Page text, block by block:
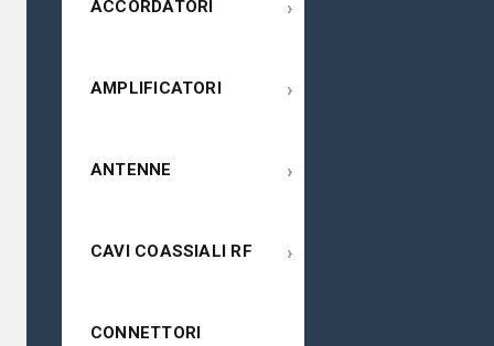
ACCORDATORI ›
AMPLIFICATORI ›
ANTENNE ›
CAVI COASSIALI RF ›
CONNETTORI